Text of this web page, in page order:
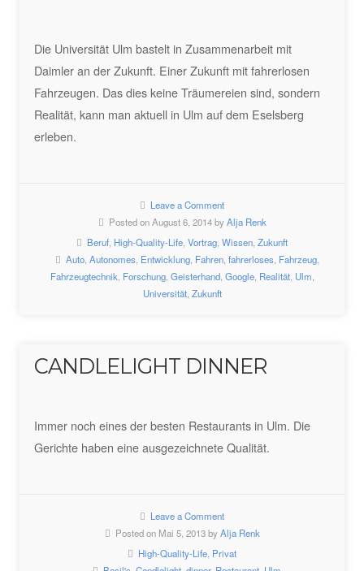
Die Universität Ulm bastelt in Zusammenarbeit mit
Daimler an der Zukunft. Einer Zukunft mit fahrerlosen
Fahrzeugen. Das dies keine Träumereien sind, sondern
Realität, kann man aktuell in Ulm auf dem Eselsberg
erleben.
Leave a Comment
Posted on August 6, 2014 byAlja Renk
Beruf High-Quality-Life Vortrag Wissen Zukunft
Auto, Autonomes, Entwicklung, Fahren, fahrerloses, Fahrzeug,
Fahrzeugtechnik Forschung, Geisterhand, Google, Realität, Ulm
Universität, Zukunft
CANDLELIGHT DINNER
Immer noch eines der besten Restaurants in Ulm. Die
Gerichte haben eine ausgezeichnete Qualität.
Leave a Comment
Posted on Mai 5, 2013 byAlja Renk
High-Quality-Life Privat